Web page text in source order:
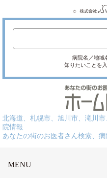
病院名／地域
知りたいことを
北海道、札幌市、旭川市、滝川
院情報
あなたの街のお医者さん検索、
MENU